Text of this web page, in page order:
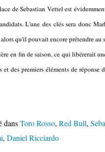
de Sebastian Vettel est
L'une des clés sera donc
alors qu'il pouvait encore prétendre
en fin de saison, ce qui libérerait
et des premiers éléments de
dansToro Rosso, Red Bull,
, Daniel Ricciardo